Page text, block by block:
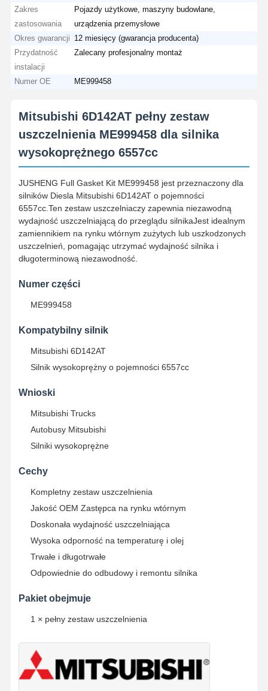
Po Fabryce
Zakres
zastosowania
Pojazdy użytkowe, maszyny budowlane,
urządzenia przemysłowe
Okres gwarancji 12 miesięcy (gwarancja producenta)
Przydatność
instalacji
Zalecany profesjonalny montaż
Numer OE ME999458
Mitsubishi 6D142AT pełny zestaw
uszczelnienia ME999458 dla silnika
wysokoprężnego 6557cc
JUSHENG Full Gasket Kit ME999458 jest przeznaczony dla
silników Diesla Mitsubishi 6D142AT o pojemności
6557cc.Ten zestaw uszczelniaczy zapewnia niezawodną
wydajność uszczelniającą do przeglądu silnikaJest idealnym
zamiennikiem na rynku wtórnym zużytych lub uszkodzonych
uszczelnień, pomagając utrzymać wydajność silnika i
długoterminową niezawodność.
Numer części
ME999458
Kompatybilny silnik
Mitsubishi 6D142AT
Silnik wysokoprężny o pojemności 6557cc
Wnioski
Mitsubishi Trucks
Autobusy Mitsubishi
Silniki wysokoprężne
Cechy
Kompletny zestaw uszczelnienia
Jakość OEM Zastępca na rynku wtórnym
Doskonała wydajność uszczelniająca
Wysoka odporność na temperaturę i olej
Trwałe i długotrwałe
Odpowiednie do odbudowy i remontu silnika
Pakiet obejmuje
1 × pełny zestaw uszczelnienia